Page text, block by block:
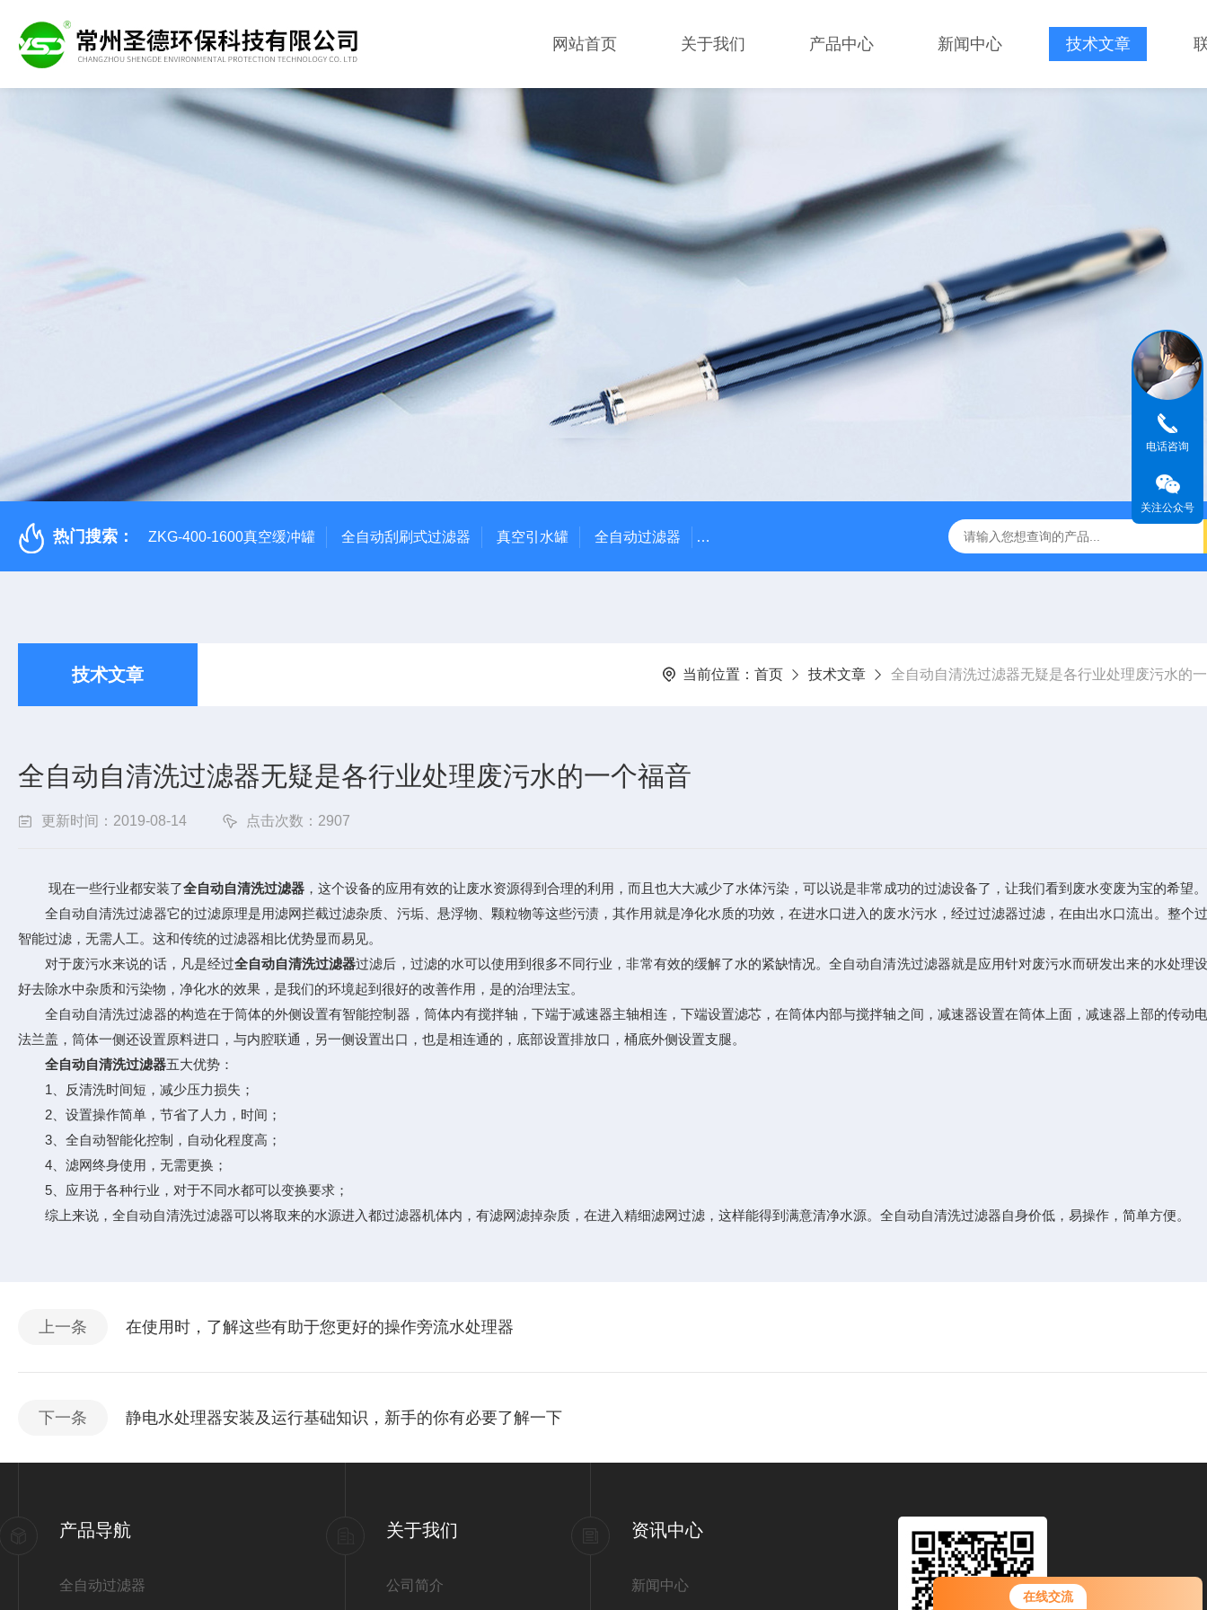
在线交流
网站首页 关于我们 产品中心 新闻中心 技术文章
热门搜索： ZKG-400-1600真空缓冲罐 全自动刮刷式过滤器 真空引水罐 全自动过滤器 全自动自清洗过滤器 全自动管道过滤器 电子水处理器
技术文章 当前位置： 首页 技术文章 全自动自清洗过滤器无疑是各行业处理废污水的
全自动自清洗过滤器无疑是各行业处理废污水的一个福音
更新时间：2019-08-14 点击次数：2907
现在一些行业都安装了全自动自清洗过滤器 ，这个设备的应用有效的让废水资源得到合理的利用，而且也大大减少了水体污染，可以说是非常成功的过滤设备了，让我们看到废水变废为宝的希望。
全自动自清洗过滤器它的过滤原理是用滤网拦截过滤杂质、污垢、悬浮物、颗粒物等这些污渍，其作用就是净化水质的功效，在进水口进入的废水污水，经过过滤器过滤，在由出水口流出。整个
智能过滤，无需人工。这和传统的过滤器相比优势显而易见。
对于废污水来说的话，凡是经过全自动自清洗过滤器过滤后，过滤的水可以使用到很多不同行业，非常有效的缓解了水的紧缺情况。全自动自清洗过滤器就是应用针对废污水而研发出来的水处理
好去除水中杂质和污染物，净化水的效果，是我们的环境起到很好的改善作用，是的治理法宝。
全自动自清洗过滤器的构造在于筒体的外侧设置有智能控制器，筒体内有搅拌轴，下端于减速器主轴相连，下端设置滤芯，在筒体内部与搅拌轴之间，减速器设置在筒体上面，减速器上部的传动
法兰盖，筒体一侧还设置原料进口，与内腔联通，另一侧设置出口，也是相连通的，底部设置排放口，桶底外侧设置支腿。
全自动自清洗过滤器五大优势：
1、反清洗时间短，减少压力损失；
2、设置操作简单，节省了人力，时间；
3、全自动智能化控制，自动化程度高；
4、滤网终身使用，无需更换；
5、应用于各种行业，对于不同水都可以变换要求；
综上来说，全自动自清洗过滤器可以将取来的水源进入都过滤器机体内，有滤网滤掉杂质，在进入精细滤网过滤，这样能得到满意清净水源。全自动自清洗过滤器自身价低，易操作，简单方便。
上一条 在使用时，了解这些有助于您更好的操作旁流水处理器
下一条 静电水处理器安装及运行基础知识，新手的你有必要了解一下
产品导航
全自动过滤器
关于我们
公司简介
资讯中心
新闻中心
电话咨询
关注公众号